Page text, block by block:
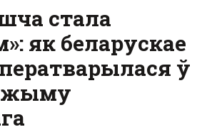
стала
як беларускае
ў